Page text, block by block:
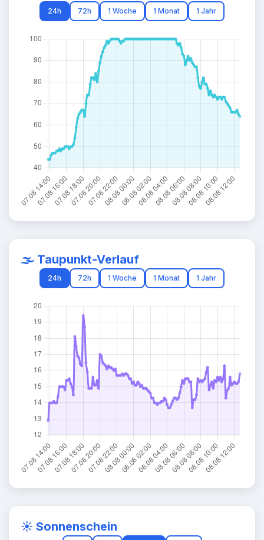
24h 72h 1 Woche 1 Monat 1 Jahr
🌫️ Taupunkt-Verlauf
24h 72h 1 Woche 1 Monat 1 Jahr
☀️ Sonnenschein